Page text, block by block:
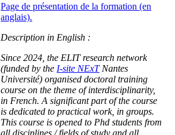
Page de présentation de la formation (en
anglais).
Description in English :
Since 2024, the ELIT research network
(funded by the I-site NExTNantes
Université) organised doctoral training
course on the theme of interdisciplinarity,
in French. A significant part of the course
is dedicated to practical work, in groups.
This course is opened to Phd students from
all disciplines / fields of study and all